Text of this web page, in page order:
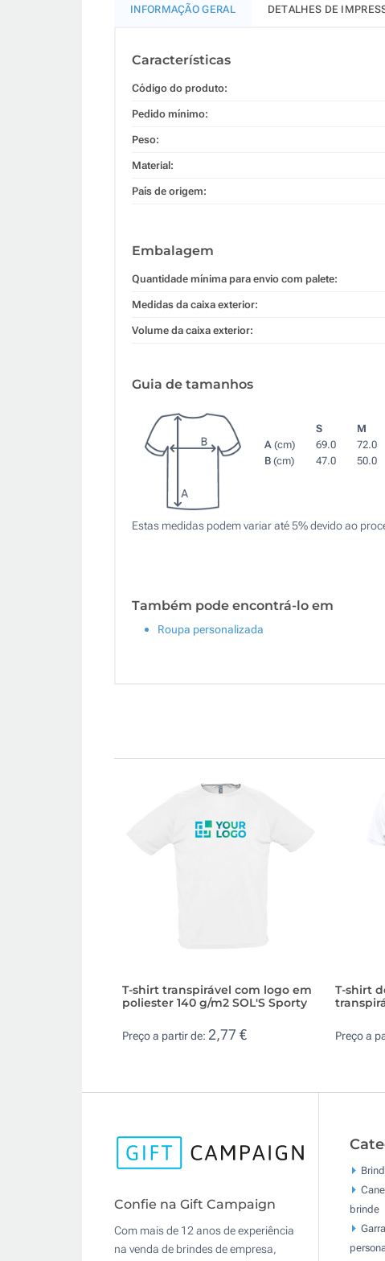
INFORMAÇÃO GERAL DETALHES DE
Características
Código do produto:
Pedido mínimo:
Peso:
Material:
País de origem:
Embalagem
Quantidade mínima para envio com palete:
Medidas da caixa exterior:
Volume da caixa exterior:
Guia de tamanhos
S M
A (cm) 69.0 72.0
B (cm) 47.0 50.0
Estas medidas podem variar até 5% devido ao
Também pode encontrá-lo em
Roupa personalizada
T-shirt transpirável com logo em
poliester 140 g/m2 SOL'S Sporty
Preço a partir de: 2,77 €
T-shirt
Preço a
Confie na Gift Campaign
Com mais de 12 anos de experiência
na venda de brindes de empresa,
brinde